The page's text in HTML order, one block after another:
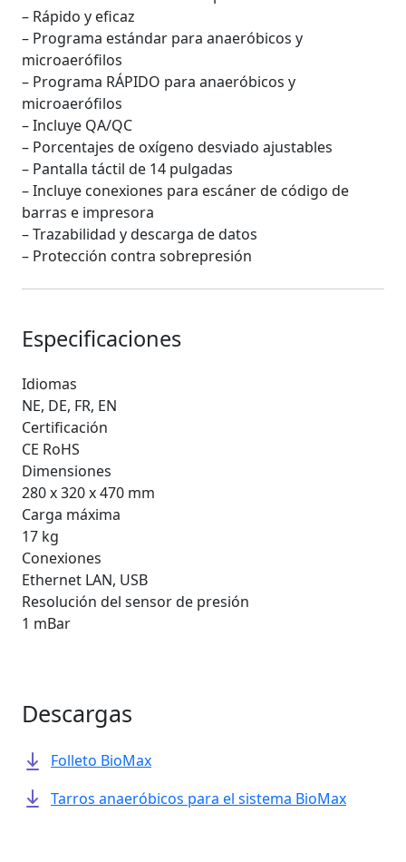
– Rápido y eficaz
– Programa estándar para anaeróbicos y
microaerófilos
– Programa RÁPIDO para anaeróbicos y
microaerófilos
– Incluye QA/QC
– Porcentajes de oxígeno desviado ajustables
– Pantalla táctil de 14 pulgadas
– Incluye conexiones para escáner de código de
barras e impresora
– Trazabilidad y descarga de datos
– Protección contra sobrepresión
Especificaciones
Idiomas
NE, DE, FR, EN
Certificación
CE RoHS
Dimensiones
280 x 320 x 470 mm
Carga máxima
17 kg
Conexiones
Ethernet LAN, USB
Resolución del sensor de presión
1 mBar
Descargas
Folleto BioMax
Tarros anaeróbicos para el sistema BioMax